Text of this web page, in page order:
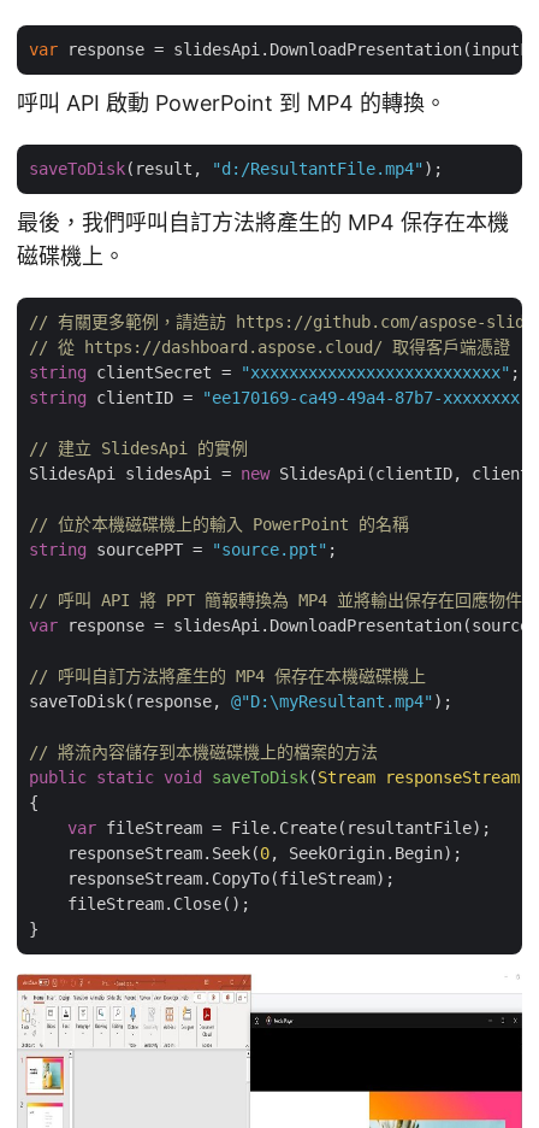
var response =
呼叫 API 啟動 PowerPoint 到 MP4 的轉換。
saveToDisk(result, "d:/ResultantFile.mp4"
最後，我們呼叫自訂方法將產生的 MP4 保存在本機
磁碟機上。
// 有關更多範例，請造訪 https://github.com/aspose-
// 從 https://dashboard.aspose.cloud/ 取得客戶端憑證
string clientSecret = "xxxxxxxxxxxxxxxxxxxxxxxxxx"
string clientID = "ee170169-ca49-49a4-87b7-xxxxxxxx"
// 建立 SlidesApi 的實例
SlidesApi slidesApi = new SlidesApi(clientID,
// 位於本機磁碟機上的輸入 PowerPoint 的名稱
string sourcePPT = "source.ppt" ;
// 呼叫 API 將 PPT 簡報轉換為 MP4 並將輸出保存在回應物件中
var response =
// 呼叫自訂方法將產生的 MP4 保存在本機磁碟機上
saveToDisk(response, @"D:\myResultant.mp4" );
// 將流內容儲存到本機磁碟機上的檔案的方法
public static void saveToDisk(Stream
{
var fileStream = File.Create(resultantFile);
    responseStream.Seek(
0, SeekOrigin.Begin);
    responseStream.CopyTo(fileStream);
    fileStream.Close();